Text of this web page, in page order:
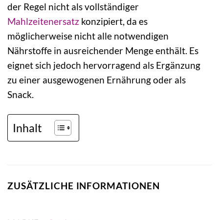
der Regel nicht als vollständiger
Mahlzeitenersatz konzipiert, da es
möglicherweise nicht alle notwendigen
Nährstoffe in ausreichender Menge enthält. Es
eignet sich jedoch hervorragend als Ergänzung
zu einer ausgewogenen Ernährung oder als
Snack.
Inhalt
ZUSÄTZLICHE INFORMATIONEN